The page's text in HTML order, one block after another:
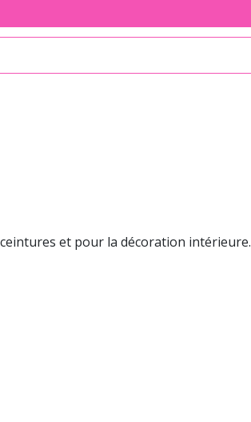
et pour la décoration intérieure.